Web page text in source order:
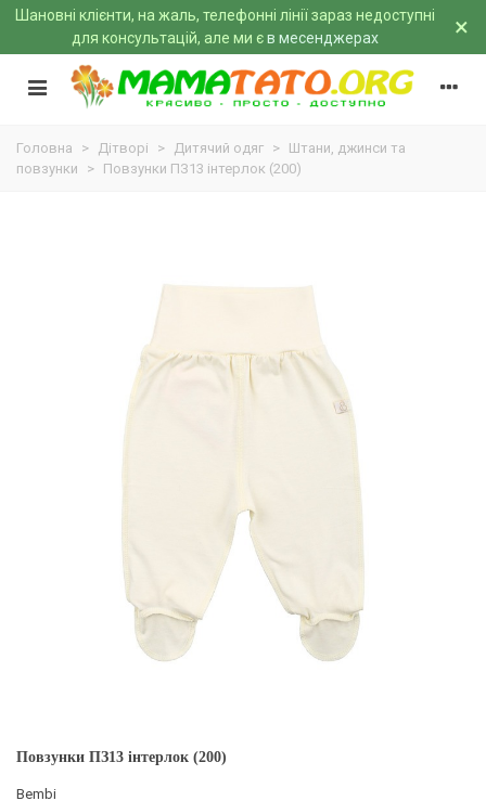
Шановні клієнти, на жаль, телефонні лінії зараз недоступні
для консультацій, але ми єв месенджерах ×
Головна > Дітворі > Дитячий одяг > Штани, джинси та
повзунки
> Повзунки ПЗ13 інтерлок (200)
Повзунки ПЗ13 інтерлок (200)
Bembi